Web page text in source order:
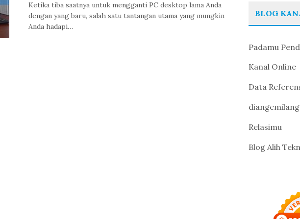
Ketika tiba saatnya untuk mengganti PC desktop lama Anda
dengan yang baru, salah satu tantangan utama yang mungkin
Anda hadapi…
BLOG
Padamu
Kanal Online
Data
Relasimu
Blog Alih